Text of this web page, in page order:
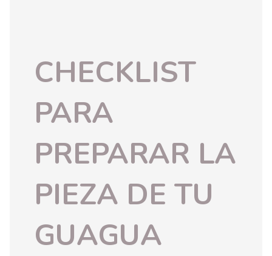
CHECKLIST
PARA
PREPARAR LA
PIEZA DE TU
GUAGUA